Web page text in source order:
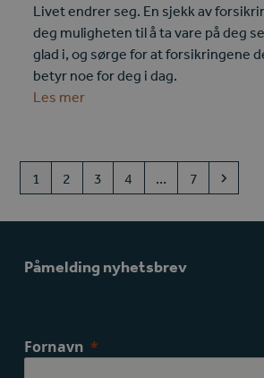
Livet endrer seg. En sjekk av
deg muligheten til å ta vare på deg
glad i, og sørge for at forsikringene
betyr noe for deg i dag.
Les mer
Page
1 Page
2 Page
3 Page
4 … Page
7 Next
Påmelding nyhetsbrev
Fornavn